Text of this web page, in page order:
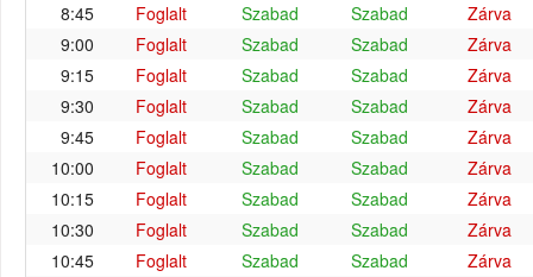
8:45
Foglalt Szabad Szabad
Zárva
9:00
Foglalt Szabad Szabad
Zárva
9:15
Foglalt Szabad Szabad
Zárva
9:30
Foglalt Szabad Szabad
Zárva
9:45
Foglalt Szabad Szabad
Zárva
10:00
Foglalt Szabad Szabad
Zárva
10:15
Foglalt Szabad Szabad
Zárva
10:30
Foglalt Szabad Szabad
Zárva
10:45
Foglalt Szabad Szabad
Zárva